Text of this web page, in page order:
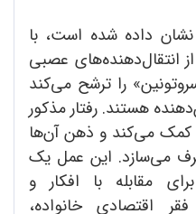
داده شده است، با
انتقال‌دهنده‌های عصبی
را ترشح می‌کند
هستند. رفتار مذکور
کمک می‌کند و ذهن آن‌‌ها
می‌سازد. این عمل یک
مقابله با افکار و
اقتصادی خانواده،